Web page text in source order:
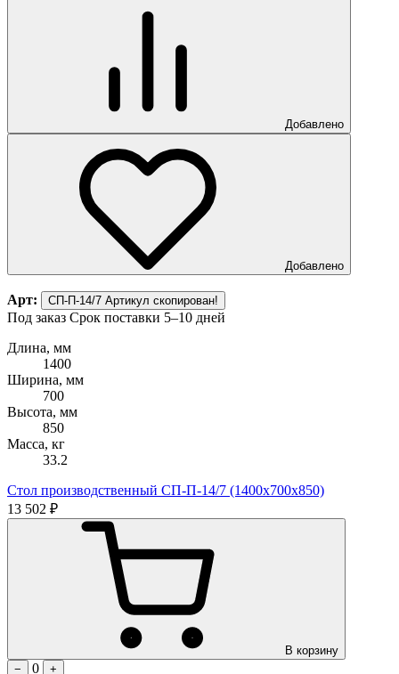
Добавлено
Добавлено
Арт: СП-П-14/7 Артикул скопирован!
Под заказ Срок поставки 5–10 дней
Длина, мм
1400
Ширина, мм
700
Высота, мм
850
Масса, кг
33.2
Стол производственный СП-П-14/7 (1400х700х850)
13 502 ₽
В корзину
−
0 +